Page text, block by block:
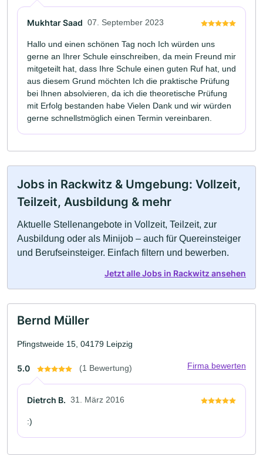
Mukhtar Saad 07. September 2023
Hallo und einen schönen Tag noch Ich würden uns
gerne an Ihrer Schule einschreiben, da mein Freund mir
mitgeteilt hat, dass Ihre Schule einen guten Ruf hat, und
aus diesem Grund möchten Ich die praktische Prüfung
bei Ihnen absolvieren, da ich die theoretische Prüfung
mit Erfolg bestanden habe Vielen Dank und wir würden
gerne schnellstmöglich einen Termin vereinbaren.
Jobs in Rackwitz & Umgebung: Vollzeit,
Teilzeit, Ausbildung & mehr
Aktuelle Stellenangebote in Vollzeit, Teilzeit, zur
Ausbildung oder als Minijob – auch für Quereinsteiger
und Berufseinsteiger. Einfach filtern und bewerben.
Jetzt alle Jobs in Rackwitz ansehen
Bernd Müller
Pfingstweide 15, 04179 Leipzig
5.0 (1 Bewertung) Firma bewerten
Dietrch B. 31. März 2016
:)